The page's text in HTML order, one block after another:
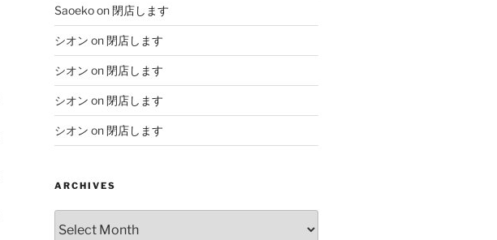
Saoekoon閉店します
シオン on閉店します
シオン on閉店します
シオン on閉店します
シオン on閉店します
ARCHIVES